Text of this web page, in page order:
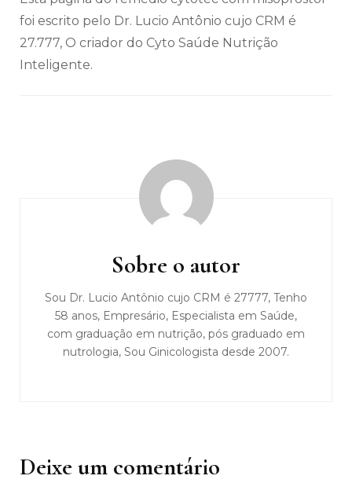
foi escrito pelo Dr. Lucio Antônio cujo CRM é
27.777, O criador do Cyto Saúde Nutrição
Inteligente.
Sobre o autor
Sou Dr. Lucio Antônio cujo CRM é 27777, Tenho
58 anos, Empresário, Especialista em Saúde,
com graduação em nutrição, pós graduado em
nutrologia, Sou Ginicologista desde 2007.
Deixe um comentário